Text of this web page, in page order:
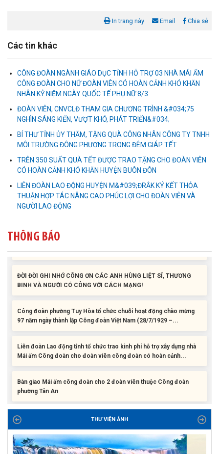
In trang này Email Chia sẻ
Các tin khác
CÔNG ĐOÀN NGÀNH GIÁO DỤC TỈNH HỖ TRỢ 03 NHÀ MÁI ẤM
CÔNG ĐOÀN CHO NỮ ĐOÀN VIÊN CÓ HOÀN CẢNH KHÓ KHĂN
NHÂN KỶ NIỆM NGÀY QUỐC TẾ PHỤ NỮ 8/3
ĐOÀN VIÊN, CNVCLĐ THAM GIA CHƯƠNG TRÌNH &#034;75
NGHÌN SÁNG KIẾN, VƯỢT KHÓ, PHÁT TRIỂN&#034;
BÍ THƯ TỈNH ỦY THĂM, TẶNG QUÀ CÔNG NHÂN CÔNG TY TNHH
MÔI TRƯỜNG ĐÔNG PHƯƠNG TRONG ĐÊM GIÁP TẾT
TRÊN 350 SUẤT QUÀ TẾT ĐƯỢC TRAO TẶNG CHO ĐOÀN VIÊN
CÓ HOÀN CẢNH KHÓ KHĂN HUYỆN BUÔN ĐÔN
LIÊN ĐOÀN LAO ĐỘNG HUYỆN M&#039;ĐRẮK KÝ KẾT THỎA
THUẬN HỢP TÁC NÂNG CAO PHÚC LỢI CHO ĐOÀN VIÊN VÀ
NGƯỜI LAO ĐỘNG
THÔNG BÁO
Liên đoàn Lao động tỉnh tổ chức trao kinh phí hỗ trợ xây dựng nhà
Mái ấm Công đoàn cho đoàn viên công đoàn có hoàn cảnh...
Bàn giao Mái ấm công đoàn cho 2 đoàn viên thuộc Công đoàn
phường Tân An
cho con đoàn viên, người lao động khó khăn trước khai...
ĐỜI ĐỜI GHI NHỚ CÔNG ƠN CÁC ANH HÙNG LIỆT SĨ, THƯƠNG
BINH VÀ NGƯỜI CÓ CÔNG VỚI CÁCH MẠNG!
Công đoàn phường Tuy Hòa tổ chức chuỗi hoạt động chào mừng
Liên đoàn Lao động tỉnh tổ chức trao kinh phí hỗ trợ xây dựng nhà
Bàn giao Mái ấm công đoàn cho 2 đoàn viên thuộc Công đoàn
Liên đoàn Lao động tỉnh trao tặng 100 bộ bút chấm đọc tiếng Anh
ĐỜI ĐỜI GHI NHỚ CÔNG ƠN CÁC ANH HÙNG LIỆT SĨ, THƯƠNG
BINH VÀ NGƯỜI CÓ CÔNG VỚI CÁCH MẠNG!
THƯ VIỆN ẢNH